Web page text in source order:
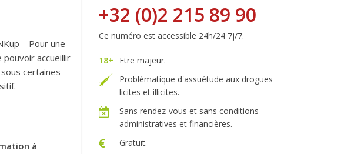
– Pour une
pouvoir accueillir
certaines
à
+32 (0)2 215 89 90
Ce numéro est accessible 24h/24 7j/7.
18+
Etre majeur.
Problématique d'assuétude aux drogues
licites et illicites.
Sans rendez-vous et sans conditions
administratives et financières.
Gratuit.